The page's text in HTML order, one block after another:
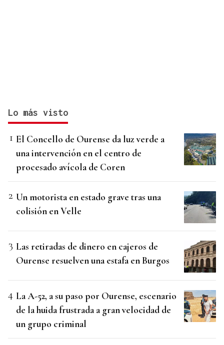
Lo más visto
El Concello de Ourense da luz verde a
una intervención en el centro de
procesado avícola de Coren
Un motorista en estado grave tras una
colisión en Velle
Las retiradas de dinero en cajeros de
Ourense resuelven una estafa en Burgos
La A-52, a su paso por Ourense, escenario
de la huida frustrada a gran velocidad de
un grupo criminal